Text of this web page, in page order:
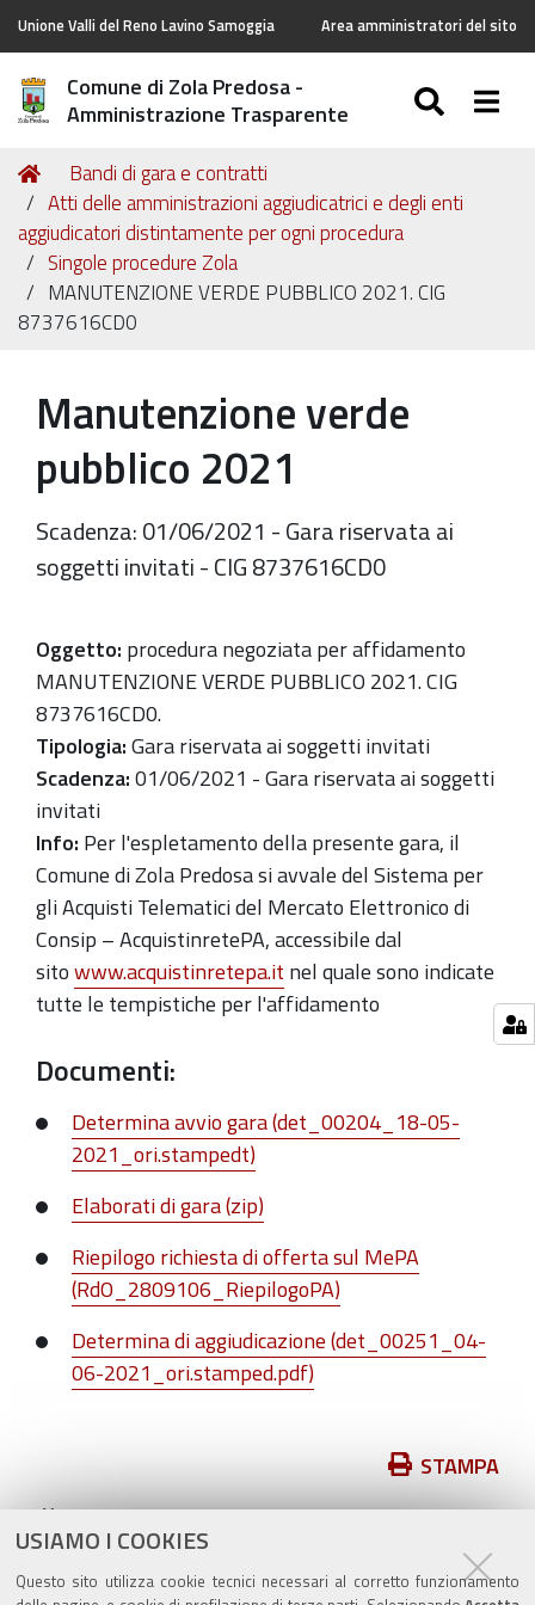
USIAMO I COOKIES
Questo sito utilizza cookie tecnici necessari al corretto funzionamento
Unione Valli del Reno Lavino Samoggia Area amministratori del sito
Comune di Zola Predosa -
Amministrazione Trasparente
Tu
sei
qui:
Home
Bandi di gara e contratti
Atti delle amministrazioni aggiudicatrici e degli enti
aggiudicatori distintamente per ogni procedura
Singole procedure Zola
MANUTENZIONE VERDE PUBBLICO 2021. CIG
8737616CD0
Manutenzione verde
pubblico 2021
Scadenza: 01/06/2021 - Gara riservata ai
soggetti invitati - CIG 8737616CD0
Oggetto: procedura negoziata per affidamento
MANUTENZIONE VERDE PUBBLICO 2021. CIG
8737616CD0.
Tipologia:Gara riservata ai soggetti invitati
Scadenza:01/06/2021 - Gara riservata ai soggetti
invitati
Info: Per l'espletamento della presente gara, il
Comune di Zola Predosa si avvale del Sistema per
gli Acquisti Telematici del Mercato Elettronico di
Consip – AcquistinretePA, accessibile dal
sitowww.acquistinretepa.it nel quale sono indicate
tutte le tempistiche per l'affidamento
Documenti:
Determina avvio gara (det_00204_18-05-
2021_ori.stampedt)
Elaborati di gara (zip)
Riepilogo richiesta di offerta sul MePA
(RdO_2809106_RiepilogoPA)
Determina di aggiudicazione (det_00251_04-
06-2021_ori.stamped.pdf)
documento
STAMPA
pubblicato il18/05/2021—
ultima modifica 13/09/2021
archiviato sotto: bandi-di-gara